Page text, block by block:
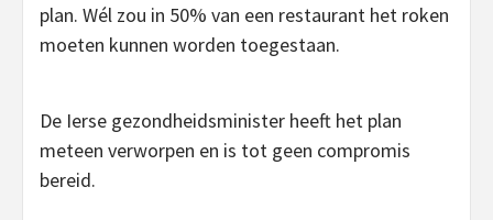
plan. Wél zou in 50% van een restaurant het roken
moeten kunnen worden toegestaan.
De Ierse gezondheidsminister heeft het plan
meteen verworpen en is tot geen compromis
bereid.